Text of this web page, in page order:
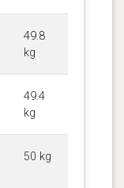
49.8
kg
49.4
kg
50 kg